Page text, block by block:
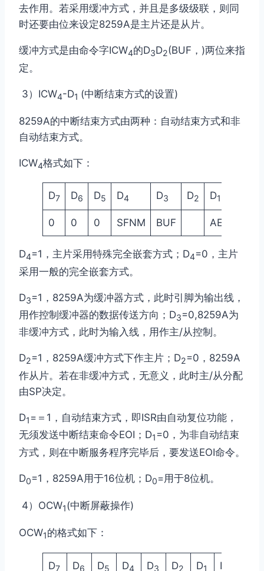
去作用。若采用缓冲方式，并且是多级级联，则同
时还要由位来设定8259A是主片还是从片。
缓冲方式是由命令字ICW4的D3D2(BUF， )两位来指
定。
3）ICW4-D1 (中断结束方式的设置)
8259A的中断结束方式由两种：自动结束方式和非
自动结束方式。
ICW4格式如下：
D7 D6 D5 D4 D3 D2 D1
0 0 0 SFNM BUF AEOI
D4=1，主片采用特殊完全嵌套方式；D4=0，主片
采用一般的完全嵌套方式。
D3=1，8259A为缓冲器方式，此时引脚为输出线，
用作控制缓冲器的数据传送方向；D3=0,8259A为
非缓冲方式，此时为输入线，用作主/从控制。
D2=1，8259A缓冲方式下作主片；D2=0，8259A
作从片。若在非缓冲方式， 无意义，此时主/从分配
由SP决定。
D1=＝1，自动结束方式，即ISR由自动复位功能，
无须发送中断结束命令EOI；D1=0，为非自动结束
方式，则在中断服务程序完毕后，要发送EOI命令。
D0=1，8259A用于16位机；D0=用于8位机。
4）OCW1(中断屏蔽操作)
OCW1的格式如下：
D7 D6 D5 D4 D3 D2 D1 D